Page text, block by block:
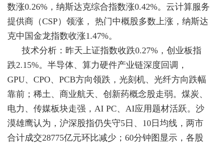
数涨0.26%，纳斯达克综合指数涨0.42%。云计算服务
提供商（CSP）领涨， 热门中概股多数上涨，纳斯达
克中国金龙指数收涨1.47%。
技术分析：昨天上证指数收跌0.27%，创业板指
跌2.15%。半导体、算力硬件产业链深度回调，
GPU、CPO、PCB方向领跌，光刻机、光纤方向跌幅
靠前；稀土、商业航天、创新药概念股走弱。煤炭、
电力、传媒板块走强，AI PC、AI应用题材活跃。沙
漠雄鹰认为，沪深股指仍失守5日、10日均线，两市
合计成交28775亿元环比减少；60分钟图显示，各股